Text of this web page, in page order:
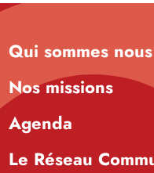
Qui sommes
Nos missions
Agenda
Le Réseau